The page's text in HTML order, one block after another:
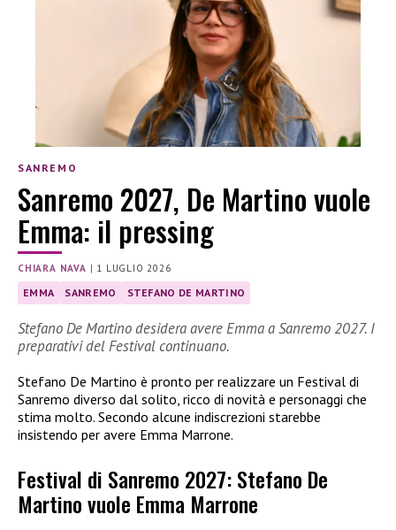
SANREMO
Sanremo 2027, De Martino vuole
Emma: il pressing
CHIARA NAVA | 1 LUGLIO 2026
EMMA SANREMO STEFANO DE MARTINO
Stefano De Martino desidera avere Emma a Sanremo 2027. I
preparativi del Festival continuano.
Stefano De Martino è pronto per realizzare un Festival di
Sanremo diverso dal solito, ricco di novità e personaggi che
stima molto. Secondo alcune indiscrezioni starebbe
insistendo per avere Emma Marrone.
Festival di Sanremo 2027: Stefano De
Martino vuole Emma Marrone